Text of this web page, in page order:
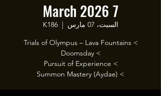
7 March 2026
السبت، 07 مارس
  |
K186
> Summon Mastery (Aydae)